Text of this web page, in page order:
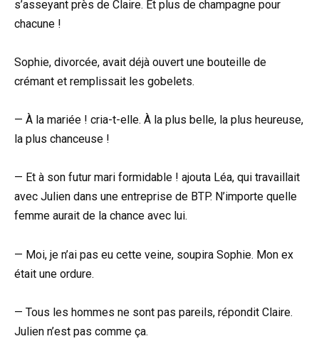
s’asseyant près de Claire. Et plus de champagne pour
chacune !
Sophie, divorcée, avait déjà ouvert une bouteille de
crémant et remplissait les gobelets.
— À la mariée ! cria-t-elle. À la plus belle, la plus heureuse,
la plus chanceuse !
— Et à son futur mari formidable ! ajouta Léa, qui travaillait
avec Julien dans une entreprise de BTP. N’importe quelle
femme aurait de la chance avec lui.
— Moi, je n’ai pas eu cette veine, soupira Sophie. Mon ex
était une ordure.
— Tous les hommes ne sont pas pareils, répondit Claire.
Julien n’est pas comme ça.